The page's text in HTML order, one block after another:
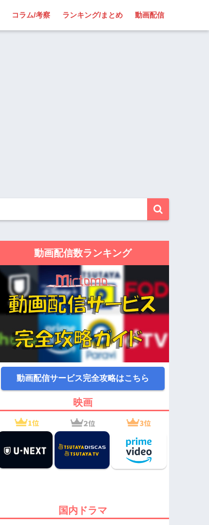
コラム/考察 ランキング/まとめ 動画配信
動画配信数ランキング
動画配信サービス完全攻略はこちら
映画
国内ドラマ